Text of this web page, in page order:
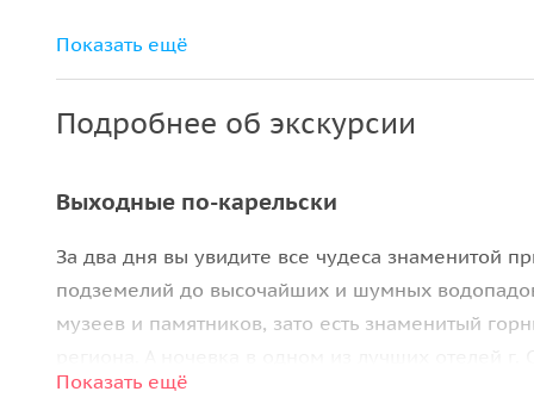
карельских бальзамов в Сортавала
профессионального гида на протяжении
всего тура
Показать ещё
Подробнее об экскурсии
Выходные по-карельски
За два дня вы увидите все чудеса знаменитой
подземелий до высочайших и шумных
музеев и памятников, зато есть знаменитый
природой.
Показать ещё